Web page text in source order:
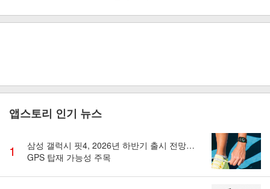
앱스토리 인기 뉴스
1
삼성 갤럭시 핏4, 2026년 하반기 출시 전망…
GPS 탑재 가능성 주목